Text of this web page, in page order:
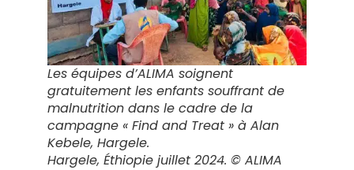
Les équipes d’ALIMA soignent
gratuitement les enfants souffrant de
malnutrition dans le cadre de la
campagne « Find and Treat » à Alan
Kebele, Hargele.
Hargele, Éthiopie juillet 2024. © ALIMA